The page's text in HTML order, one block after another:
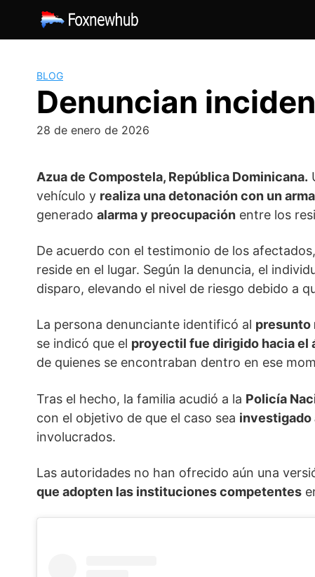
contenido
BLOG
Denuncian
28 de enero de 2026
Azua de Compostela, República Dominicana.
vehículo y realiza una detonación con un
generado alarma y preocupación entre los
De acuerdo con el testimonio de los
reside en el lugar. Según la denuncia, el
disparo, elevando el nivel de riesgo debido a
La persona denunciante identificó al presunto
se indicó que el proyectil fue dirigido hacia el
de quienes se encontraban dentro en ese
Tras el hecho, la familia acudió a la Policía
con el objetivo de que el caso sea investigado
involucrados.
Las autoridades no han ofrecido aún una
que adopten las instituciones competentes